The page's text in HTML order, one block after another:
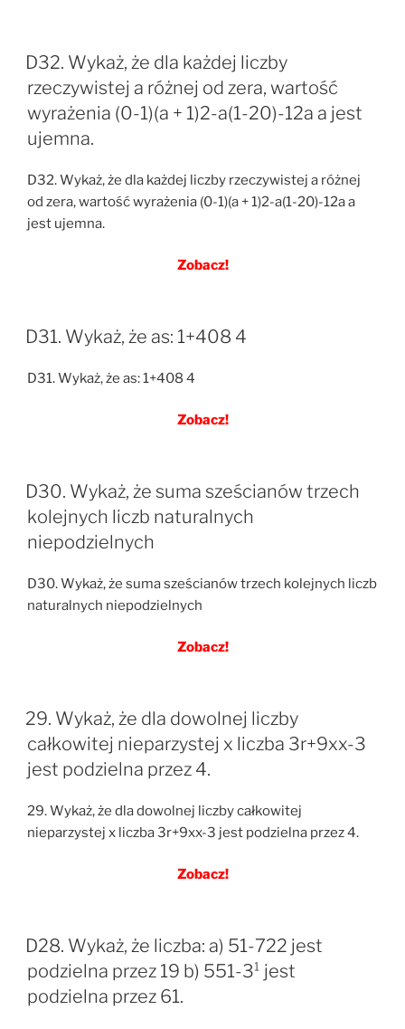
D32. Wykaż, że dla każdej liczby
rzeczywistej a różnej od zera, wartość
wyrażenia (0-1)(a + 1)2-a(1-20)-12a a jest
ujemna.
D32. Wykaż, że dla każdej liczby rzeczywistej a różnej
od zera, wartość wyrażenia (0-1)(a + 1)2-a(1-20)-12a a
jest ujemna.
Zobacz!
D31. Wykaż, że as: 1+408 4
D31. Wykaż, że as: 1+408 4
Zobacz!
D30. Wykaż, że suma sześcianów trzech
kolejnych liczb naturalnych
niepodzielnych
D30. Wykaż, że suma sześcianów trzech kolejnych liczb
naturalnych niepodzielnych
Zobacz!
29. Wykaż, że dla dowolnej liczby
całkowitej nieparzystej x liczba 3r+9xx-3
jest podzielna przez 4.
29. Wykaż, że dla dowolnej liczby całkowitej
nieparzystej x liczba 3r+9xx-3 jest podzielna przez 4.
Zobacz!
D28. Wykaż, że liczba: a) 51-722 jest
podzielna przez 19 b) 551-3¹ jest
podzielna przez 61.